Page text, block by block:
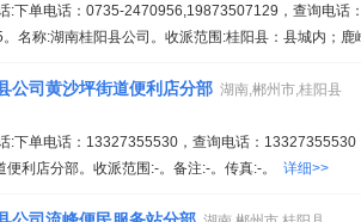
:下单电话：0735-2470956,19873507129，查询电话
名称:湖南桂阳县公司。收派范围:桂阳县：县城内；
公司黄沙坪街道便利店分部 湖南,郴州市,桂阳县
:下单电话：13327355530，查询电话：
便利店分部。收派范围:-。备注:-。传真:-。 详细>>